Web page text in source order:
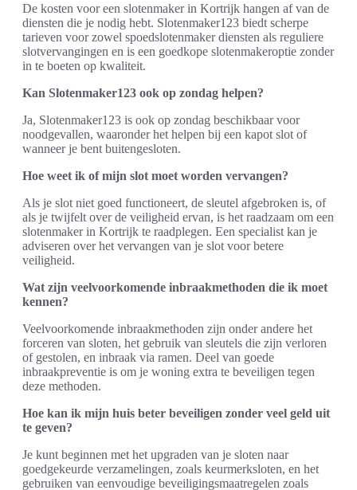
De kosten voor een slotenmaker in Kortrijk hangen af van de
diensten die je nodig hebt. Slotenmaker123 biedt scherpe
tarieven voor zowel spoedslotenmaker diensten als reguliere
slotvervangingen en is een goedkope slotenmakeroptie zonder
in te boeten op kwaliteit.
Kan Slotenmaker123 ook op zondag helpen?
Ja, Slotenmaker123 is ook op zondag beschikbaar voor
noodgevallen, waaronder het helpen bij een kapot slot of
wanneer je bent buitengesloten.
Hoe weet ik of mijn slot moet worden vervangen?
Als je slot niet goed functioneert, de sleutel afgebroken is, of
als je twijfelt over de veiligheid ervan, is het raadzaam om een
slotenmaker in Kortrijk te raadplegen. Een specialist kan je
adviseren over het vervangen van je slot voor betere
veiligheid.
Wat zijn veelvoorkomende inbraakmethoden die ik moet
kennen?
Veelvoorkomende inbraakmethoden zijn onder andere het
forceren van sloten, het gebruik van sleutels die zijn verloren
of gestolen, en inbraak via ramen. Deel van goede
inbraakpreventie is om je woning extra te beveiligen tegen
deze methoden.
Hoe kan ik mijn huis beter beveiligen zonder veel geld uit
te geven?
Je kunt beginnen met het upgraden van je sloten naar
goedgekeurde verzamelingen, zoals keurmerksloten, en het
gebruiken van eenvoudige beveiligingsmaatregelen zoals